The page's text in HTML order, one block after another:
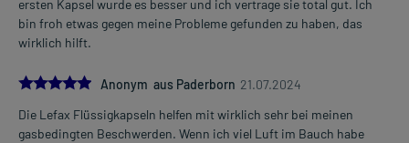
ersten Kapsel wurde es besser und ich vertrage sie total gut. Ich
bin froh etwas gegen meine Probleme gefunden zu haben, das
wirklich hilft.
5.0Anonym aus Paderborn 21.07.2024
Die Lefax Flüssigkapseln helfen mit wirklich sehr bei meinen
gasbedingten Beschwerden. Wenn ich viel Luft im Bauch habe